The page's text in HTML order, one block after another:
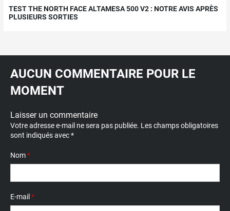
TEST THE NORTH FACE ALTAMESA 500 V2 : NOTRE AVIS APRÈS
PLUSIEURS SORTIES
AUCUN COMMENTAIRE POUR LE
MOMENT
Laisser un commentaire
Votre adresse e-mail ne sera pas publiée. Les champs obligatoires
sont indiqués avec*
Nom*
E-mail *